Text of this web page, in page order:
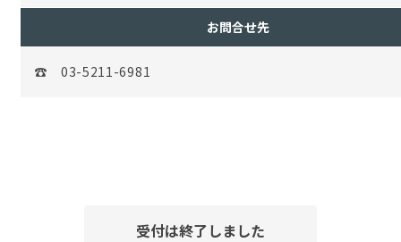
お問合せ先
☎ 03-5211-6981
受付は終了しました